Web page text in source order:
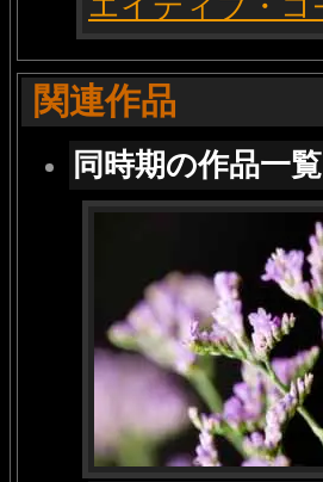
関連作品
同時期の作品一覧